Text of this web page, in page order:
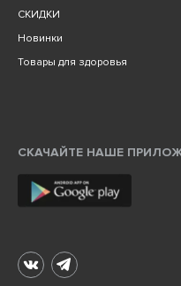
СКИДКИ
Новинки
Товары для здоровья
СКАЧАЙТЕ НАШЕ